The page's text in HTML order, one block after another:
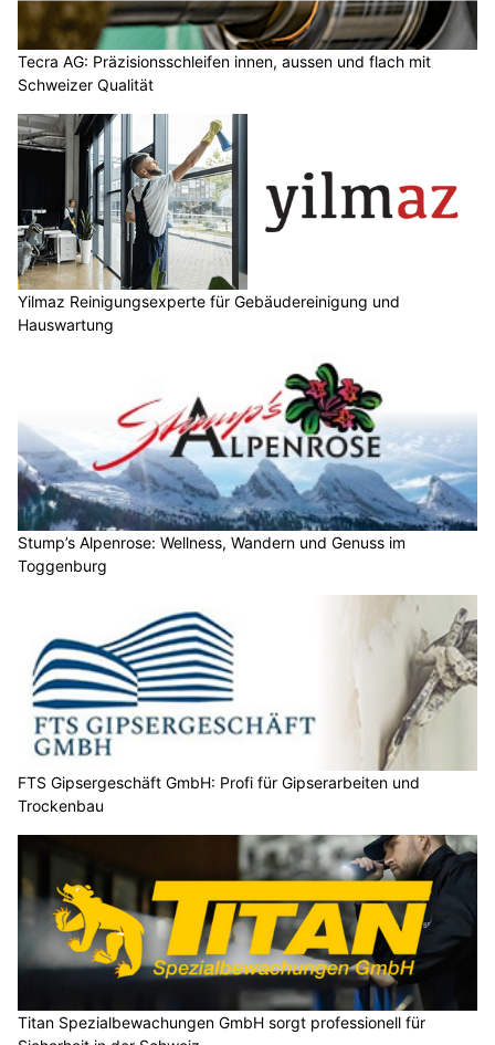
Tecra AG: Präzisionsschleifen innen, aussen und flach mit
Schweizer Qualität
Yilmaz Reinigungsexperte für Gebäudereinigung und
Hauswartung
Stump’s Alpenrose: Wellness, Wandern und Genuss im
Toggenburg
FTS Gipsergeschäft GmbH: Profi für Gipserarbeiten und
Trockenbau
Titan Spezialbewachungen GmbH sorgt professionell für